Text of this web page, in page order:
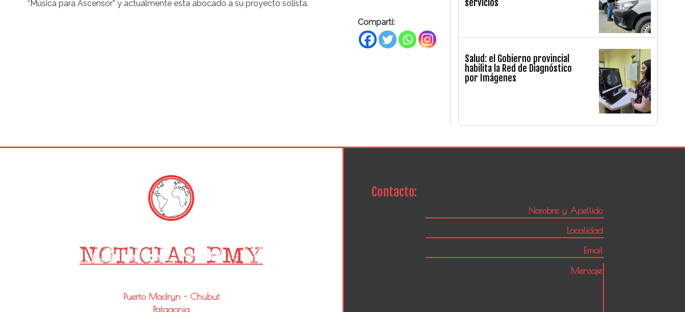
“Música para Ascensor” y actualmente esta abocado a su proyecto solista.
Compartí:
servicios
Salud: el Gobierno provincial
habilita la Red de Diagnóstico
por Imágenes
Puerto Madryn - Chubut
Patagonia
Contacto: